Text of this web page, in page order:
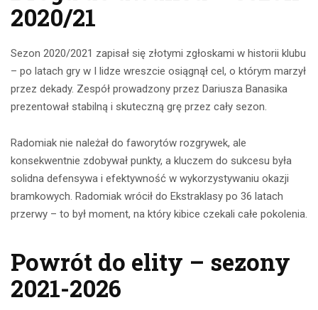
2020/21
Sezon 2020/2021 zapisał się złotymi zgłoskami w historii klubu
– po latach gry w I lidze wreszcie osiągnął cel, o którym marzył
przez dekady. Zespół prowadzony przez Dariusza Banasika
prezentował stabilną i skuteczną grę przez cały sezon.
Radomiak nie należał do faworytów rozgrywek, ale
konsekwentnie zdobywał punkty, a kluczem do sukcesu była
solidna defensywa i efektywność w wykorzystywaniu okazji
bramkowych. Radomiak wrócił do Ekstraklasy po 36 latach
przerwy – to był moment, na który kibice czekali całe pokolenia.
Powrót do elity – sezony
2021-2026